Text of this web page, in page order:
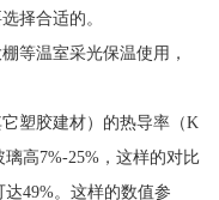
择合适的。
等温室采光保温使用，
塑胶建材）的热导率（K
高7%-25%，这样的对比
49%。这样的数值参